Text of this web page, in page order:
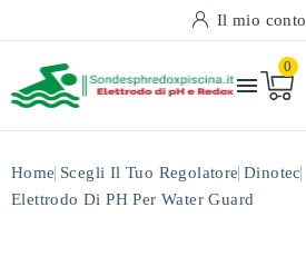
Il mio conto

0
Home Scegli Il Tuo Regolatore Dinotec
Elettrodo Di PH Per Water Guard